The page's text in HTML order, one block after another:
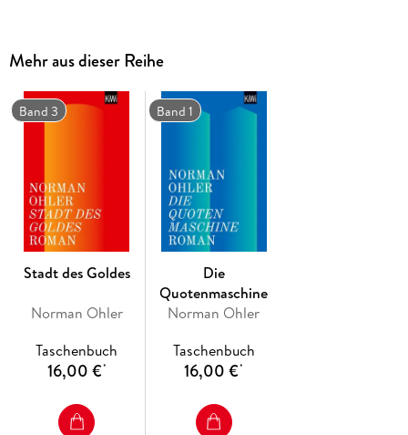
Nachts quält ihn Schlaflosigkeit. Eines Tages schließlich trifft
er in den Zimmerfluchten auf Igor, einen genialischen DJ und
Computerfreak, der mit neuartigen Drogen experimentiert.
Der stille Mitbewohner taucht stets unerwartet auf, um dann
dass Igor ein Überlebender der Wende ist, ein Anarchist und
Romantiker, der sich gegen die jüngsten Entwicklungen
sträubt und nur ein Ziel kennt: den Kampf um Mitte für sich
zu entscheiden - und Klinger zum Verbündeten zu machen.
Als sich herausstellt, dass Igor und Klinger die gleiche Frau
lieben, geht der Kampf erst richtig los.
Mehr aus dieser Reihe
Band 3
Stadt des Goldes
Norman Ohler
Taschenbuch
16,00 €*
Band 1
Die
Quotenmaschine
Norman Ohler
Taschenbuch
16,00 €*